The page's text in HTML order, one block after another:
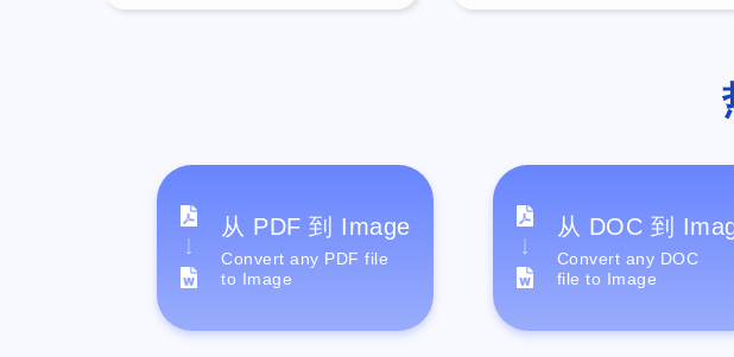
从 PDF 到 Image
Convert any PDF file
to Image
从 DOC 到
Convert any DOC
file to Image